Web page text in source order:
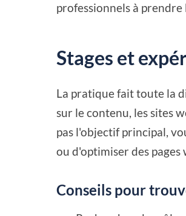
professionnels à prendre
Stages et
La pratique fait toute la
sur le contenu, les sites
pas l'objectif principal,
ou d'optimiser des pages
Conseils pour